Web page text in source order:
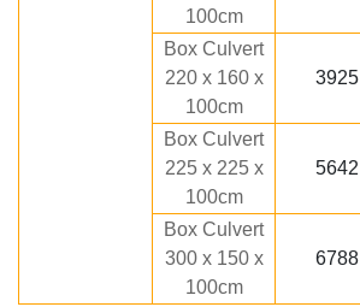
100cm
Box Culvert
220 x 160 x
100cm
3925
Box Culvert
225 x 225 x
100cm
5642
Box Culvert
300 x 150 x
100cm
6788